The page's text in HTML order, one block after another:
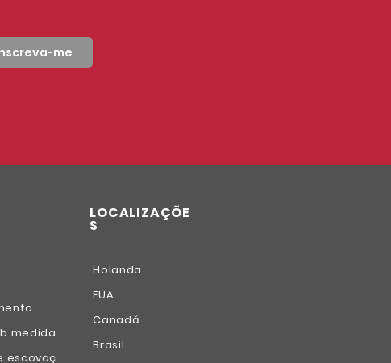
me
medida
Polimento e escovação
LOCALIZAÇÕE
S
Holanda
EUA
Canadá
Brasil